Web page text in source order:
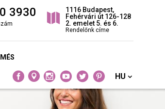
3930
1116 Budapest,
Fehérvári út 126-128
2. emelet 5. és 6.
Rendelőnk címe
HU